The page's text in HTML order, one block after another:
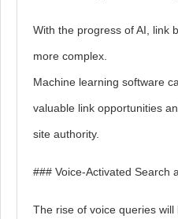
With the progress of AI, link
more complex.
Machine learning software
valuable link opportunities
site authority.
### Voice-Activated Search
The rise of voice queries